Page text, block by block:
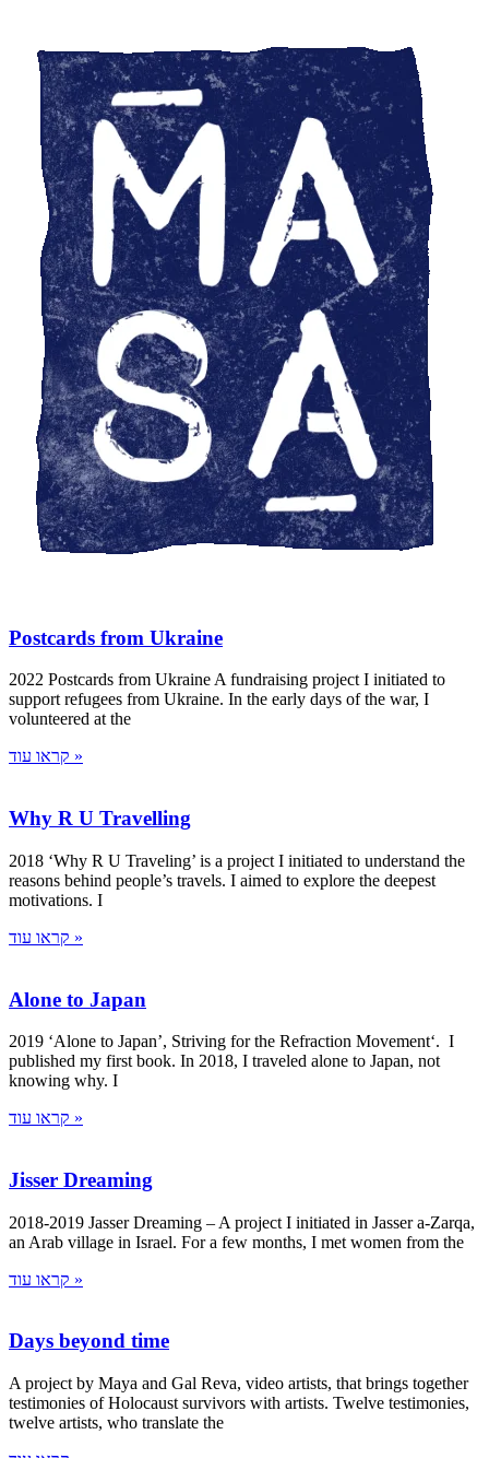
Postcards from Ukraine
2022 Postcards from Ukraine A fundraising project I initiated to
support refugees from Ukraine. In the early days of the war, I
volunteered at the
קראו עוד »
Why R U Travelling
2018 ‘Why R U Traveling’ is a project I initiated to understand the
reasons behind people’s travels. I aimed to explore the deepest
motivations. I
קראו עוד »
Alone to Japan
2019 ‘Alone to Japan’, Striving for the Refraction Movement‘. I
published my first book. In 2018, I traveled alone to Japan, not
knowing why. I
קראו עוד »
Jisser Dreaming
2018-2019 Jasser Dreaming – A project I initiated in Jasser a-Zarqa,
an Arab village in Israel. For a few months, I met women from the
קראו עוד »
Days beyond time
A project by Maya and Gal Reva, video artists, that brings together
testimonies of Holocaust survivors with artists. Twelve testimonies,
twelve artists, who translate the